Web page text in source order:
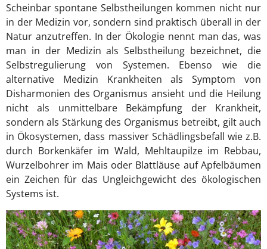
Scheinbar spontane Selbstheilungen kommen nicht nur
in der Medizin vor, sondern sind praktisch überall in der
Natur anzutreffen. In der Ökologie nennt man das, was
man in der Medizin als Selbstheilung bezeichnet, die
Selbstregulierung von Systemen. Ebenso wie die
alternative Medizin Krankheiten als Symptom von
Disharmonien des Organismus ansieht und die Heilung
nicht als unmittelbare Bekämpfung der Krankheit,
sondern als Stärkung des Organismus betreibt, gilt auch
in Ökosystemen, dass massiver Schädlingsbefall wie z.B.
durch Borkenkäfer im Wald, Mehltaupilze im Rebbau,
Wurzelbohrer im Mais oder Blattläuse auf Apfelbäumen
ein Zeichen für das Ungleichgewicht des ökologischen
Systems ist.